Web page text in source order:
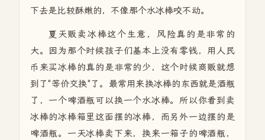
下去是比较酥嫩的，不像那个水冰棒咬不动。
夏天贩卖冰棒这个生意，风险真的是非常的
大。因为那个时候孩子们基本上没有零钱，用人民
币来买冰棒的真的是非常的少，这个时候商贩就想
到了"等价交换"了。最常用来换冰棒的东西就是酒瓶
了，一个啤酒瓶可以换一个水冰棒。所以你看到卖
冰棒的冰棒箱里这面摆的冰棒，而另外一边摆的是
啤酒瓶。一天冰棒卖下来，换来一箱子的啤酒瓶，